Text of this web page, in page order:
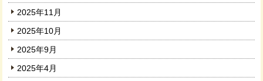
2025年11月
2025年10月
2025年9月
2025年4月